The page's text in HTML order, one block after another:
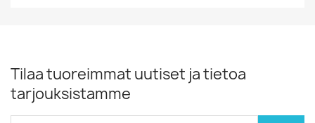
Tilaa tuoreimmat uutiset ja tietoa
tarjouksistamme